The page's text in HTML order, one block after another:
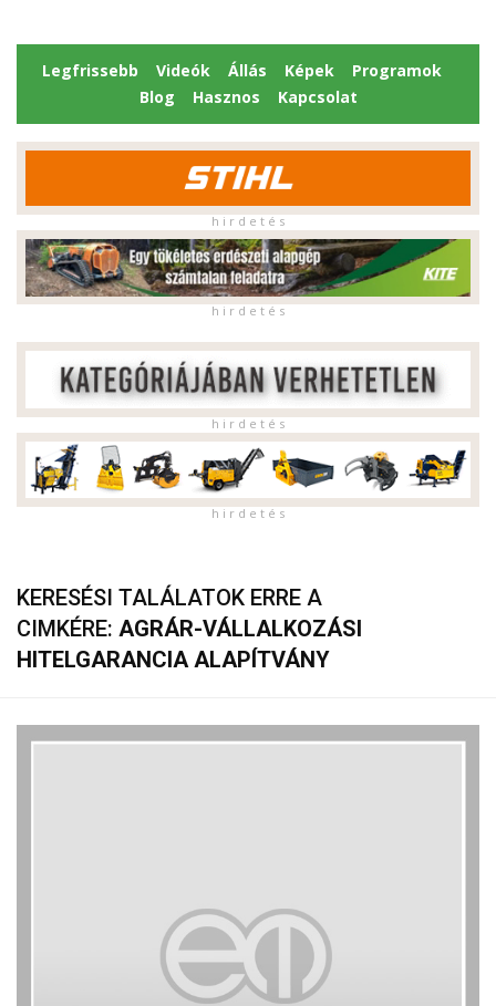
Legfrissebb Videók Állás Képek
Programok
Blog
Hasznos Kapcsolat
h i r d e t é s
h i r d e t é s
h i r d e t é s
h i r d e t é s
KERESÉSI TALÁLATOK ERRE A
CIMKÉRE: AGRÁR-VÁLLALKOZÁSI
HITELGARANCIA ALAPÍTVÁNY